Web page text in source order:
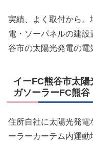
実績、よく取付から
電・ソーパネルの建
谷市の太陽光発電の電
イーFC熊谷市太
ガソーラーFC熊谷
住所自社に太陽光発電
ーラーカーテム内運